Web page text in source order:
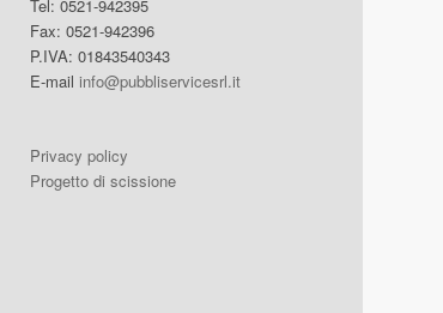
Tel: 0521-942395
Fax: 0521-942396
P.IVA: 01843540343
E-mailinfo@pubbliservicesrl.it
Privacy policy
Progetto di scissione